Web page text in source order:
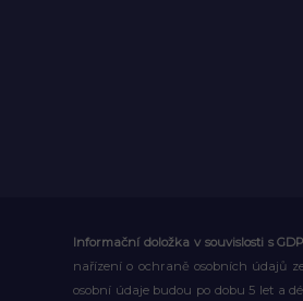
Informační doložka v souvislosti s
nařízení o ochraně osobních údajů
osobní údaje budou po dobu 5 let a